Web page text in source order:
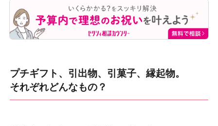
プチギフト、引出物、引菓子、縁起物。
それぞれどんなもの？